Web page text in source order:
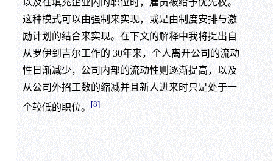
这种模式可以由强制来实现，或是由制度安排与激
励计划的结合来实现。在下文的解释中我将提出自
从罗伊到吉尔工作的 30年来，个人离开公司的流动
性日渐减少，公司内部的流动性则逐渐提高，以及
从公司外招工数的缩减并且新人进来时只是处于一
个较低的职位。 [8]